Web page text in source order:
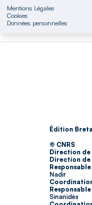
Mentions Légales
Cookies
Données personnelles
Édition
© CNRS
Direction
Direction
Nadir
Sinanidès